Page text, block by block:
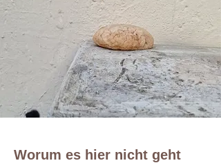
Worum es hier nicht geht